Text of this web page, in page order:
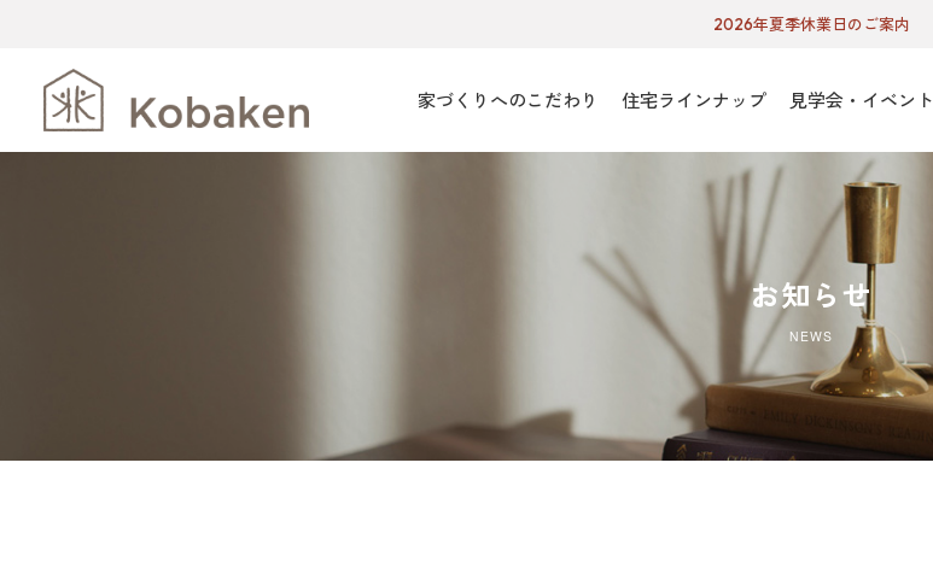
2026年夏季休業日のご案内
家づくりへのこだわり 住宅ラインナップ 見学会・イベント
お知らせ
NEWS